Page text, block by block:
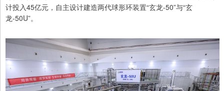
计投入45亿元，自主设计建造两代球形环装置“玄龙-50”与“玄
龙-50U”。